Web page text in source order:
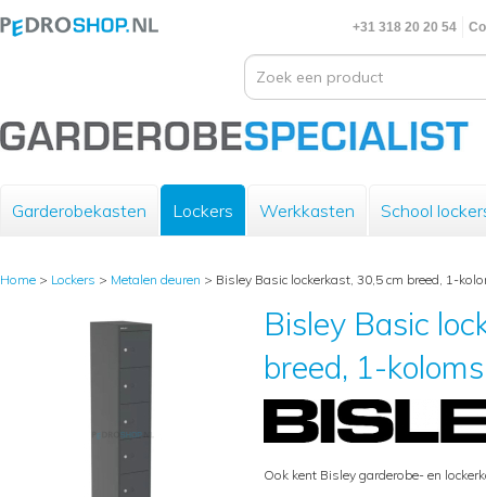
+31 318 20 20 54
Garderobekasten Lockers Werkkasten School
Home > Lockers > Metalen deuren > Bisley Basic lockerkast, 30,5 cm breed, 1-
Bisley Basic
breed, 1-
Ook kent Bisley garderobe- en